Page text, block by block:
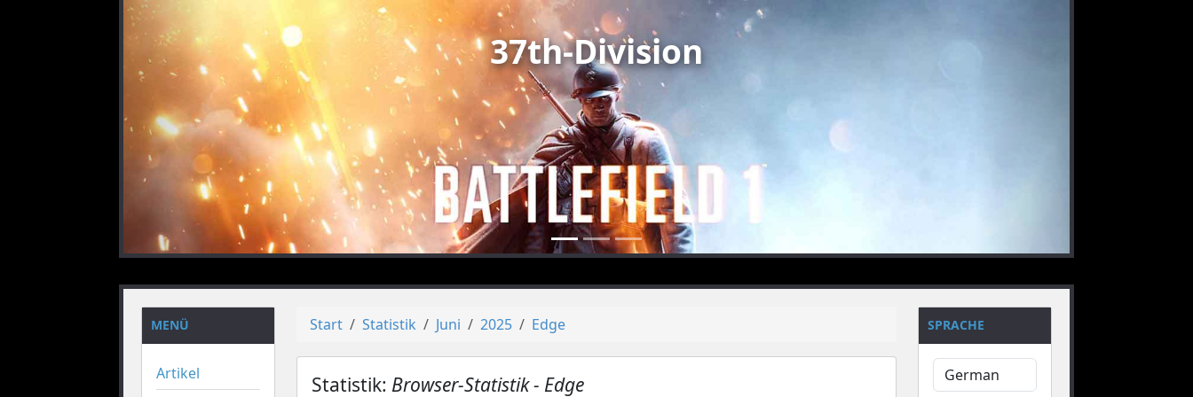
vorheriges
37th-Division
MENÜ
Artikel
Start Statistik Juni 2025 Edge
Statistik: Browser-Statistik - Edge
SPRACHE